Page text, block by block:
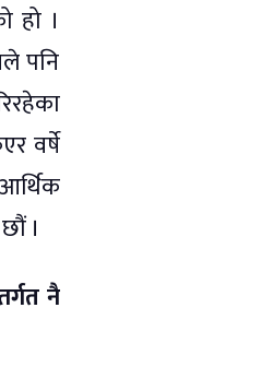
हो ।
पनि
वर्षे
।
नै